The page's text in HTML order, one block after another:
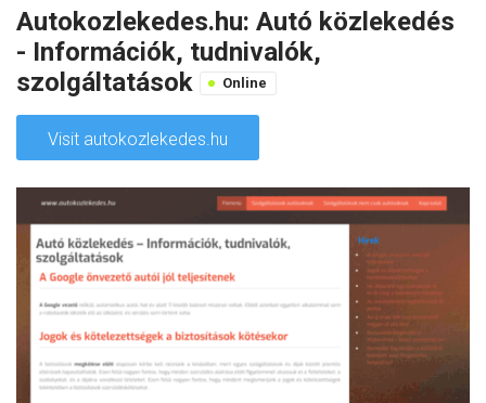
Autokozlekedes.hu: Autó közlekedés
- Információk, tudnivalók,
szolgáltatások
Online
Visit autokozlekedes.hu